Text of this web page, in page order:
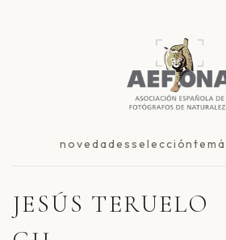
novedadesselección
JESÚS TERUELO